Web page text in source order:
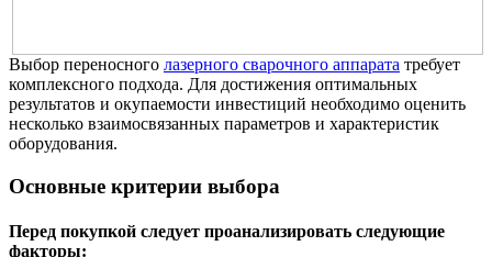
Выбор переносного лазерного сварочного аппарата требует
комплексного подхода. Для достижения оптимальных
результатов и окупаемости инвестиций необходимо оценить
несколько взаимосвязанных параметров и характеристик
оборудования.
Основные критерии выбора
Перед покупкой следует проанализировать следующие
факторы: